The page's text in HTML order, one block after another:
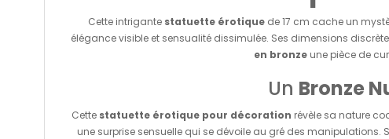
Cette intrigante statuette érotique de 17 cm cache un
élégance visible et sensualité dissimulée. Ses dimensions
en bronzeune pièce de
Un Bronze
Cette statuette érotique pour décoration révèle sa nature
une surprise sensuelle qui se dévoile au gré des manipulations.